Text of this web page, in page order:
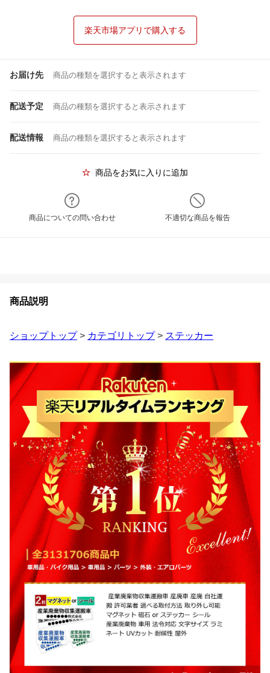
楽天市場アプリで購入する
お届け先 商品の種類を選択すると表示されます
配送予定 商品の種類を選択すると表示されます
配送情報 商品の種類を選択すると表示されます
商品をお気に入りに追加
商品についての問い合わせ 不適切な商品を報告
商品説明
ショップトップ> カテゴリトップ> ステッカー